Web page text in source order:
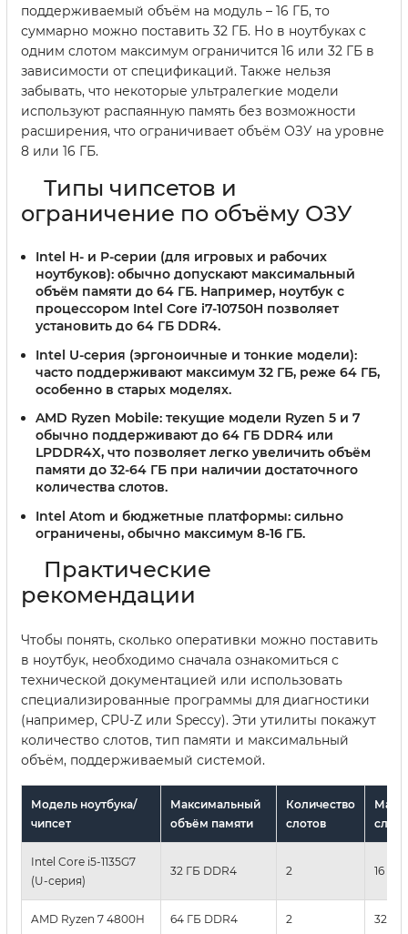
поддерживаемый объём на модуль – 16 ГБ, то
суммарно можно поставить 32 ГБ. Но в ноутбуках с
одним слотом максимум ограничится 16 или 32 ГБ в
зависимости от спецификаций. Также нельзя
забывать, что некоторые ультралегкие модели
используют распаянную память без возможности
расширения, что ограничивает объём ОЗУ на уровне
8 или 16 ГБ.
Типы чипсетов и
ограничение по объёму ОЗУ
Intel H- и P-серии (для игровых и рабочих
ноутбуков): обычно допускают максимальный
объём памяти до 64 ГБ. Например, ноутбук с
процессором Intel Core i7-10750H позволяет
установить до 64 ГБ DDR4.
Intel U-серия (эргоноичные и тонкие модели):
часто поддерживают максимум 32 ГБ, реже 64 ГБ,
особенно в старых моделях.
AMD Ryzen Mobile: текущие модели Ryzen 5 и 7
обычно поддерживают до 64 ГБ DDR4 или
LPDDR4X, что позволяет легко увеличить объём
памяти до 32-64 ГБ при наличии достаточного
количества слотов.
Intel Atom и бюджетные платформы: сильно
ограничены, обычно максимум 8-16 ГБ.
Практические
рекомендации
Чтобы понять, сколько оперативки можно поставить
в ноутбук, необходимо сначала ознакомиться с
технической документацией или использовать
специализированные программы для диагностики
(например, CPU-Z или Speccy). Эти утилиты покажут
количество слотов, тип памяти и максимальный
объём, поддерживаемый системой.
Модель ноутбука/
чипсет
Максимальный
объём памяти
Количество
слотов
слот
Intel Core i5-1135G7
(U-серия)
32 ГБ DDR4 2 16 ГБ
AMD Ryzen 7 4800H 64 ГБ DDR4 2 32 ГБ